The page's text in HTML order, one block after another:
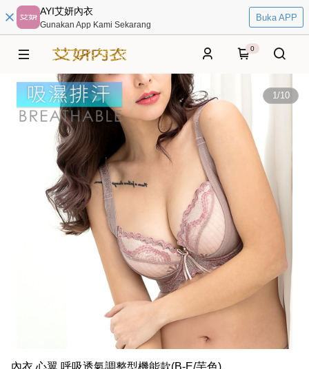
AYI艾妍內衣
Gunakan App Kami Sekarang
Buka APP
0
1/10
內衣 心翼 呼吸透氣調整型機能款(B-E/芋色)